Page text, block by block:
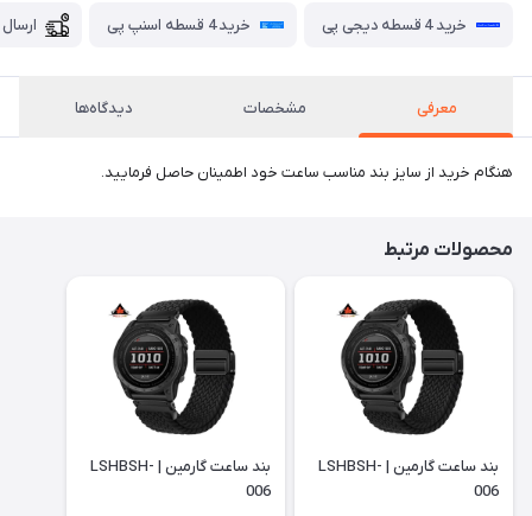
خرید 4 قسطه دیجی پی خرید 4 قسطه اسنپ پی
معرفی مشخصات دیدگاه‌ها
هنگام خرید از سایز بند مناسب ساعت خود اطمینان حاصل فرمایید.
محصولات مرتبط
بند ساعت گارمین | LSHBSH-
006
بند ساعت گارمین | LSHBSH-
006